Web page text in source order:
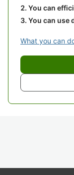
You can
You can use
What you can